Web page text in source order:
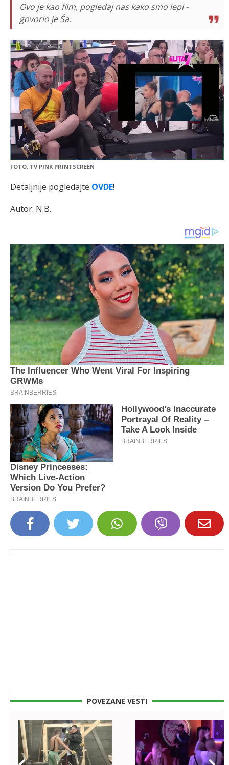
Ovo je kao film, pogledaj nas kako smo lepi -
govorio je Ša.
FOTO: TV PINK PRINTSCREEN
Detaljnije pogledajte OVDE!
Autor: N.B.
POVEZANE VESTI